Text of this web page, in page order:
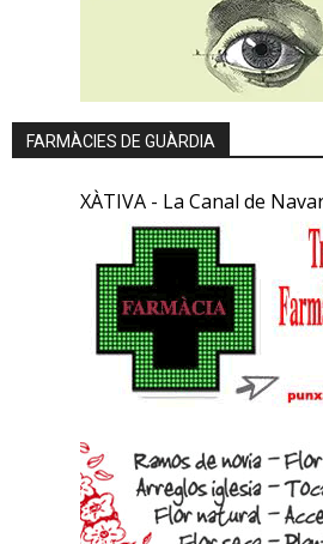
FARMÀCIES DE GUÀRDIA
XÀTIVA - La Canal de